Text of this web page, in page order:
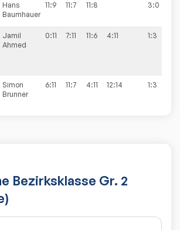
Hans
Baumhauer
11:9 11:7 11:8 3:0
Jamil
Ahmed
0:11 7:11 11:6 4:11 1:3
Simon
Brunner
6:11 11:7 4:11 12:14 1:3
Bezirksklasse Gr. 2